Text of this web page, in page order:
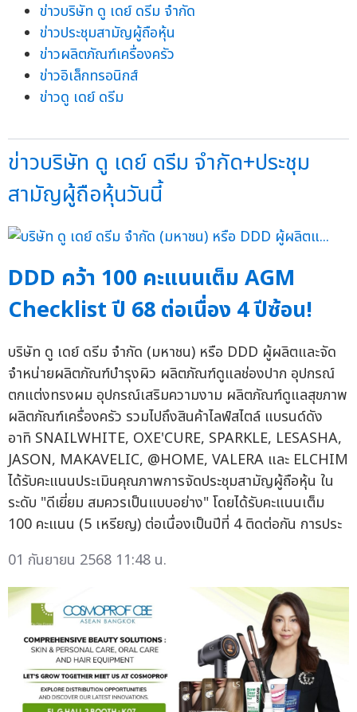
ข่าวบริษัท ดู เดย์ ดรีม จำกัด
ข่าวประชุมสามัญผู้ถือหุ้น
ข่าวผลิตภัณฑ์เครื่องครัว
ข่าวอิเล็กทรอนิกส์
ข่าวดู เดย์ ดรีม
ข่าวบริษัท ดู เดย์ ดรีม จำกัด+ประชุม
สามัญผู้ถือหุ้นวันนี้
DDD คว้า 100 คะแนนเต็ม AGM
Checklist ปี 68 ต่อเนื่อง 4 ปีซ้อน!
บริษัท ดู เดย์ ดรีม จำกัด (มหาชน) หรือ DDD ผู้ผลิตและจัด
จำหน่ายผลิตภัณฑ์บำรุงผิว ผลิตภัณฑ์ดูแลช่องปาก อุปกรณ์
ตกแต่งทรงผม อุปกรณ์เสริมความงาม ผลิตภัณฑ์ดูแลสุขภาพ
ผลิตภัณฑ์เครื่องครัว รวมไปถึงสินค้าไลฟ์สไตล์ แบรนด์ดัง
อาทิ SNAILWHITE, OXE'CURE, SPARKLE, LESASHA,
JASON, MAKAVELIC, @HOME, VALERA และ ELCHIM
ได้รับคะแนนประเมินคุณภาพการจัดประชุมสามัญผู้ถือหุ้น ใน
ระดับ "ดีเยี่ยม สมควรเป็นแบบอย่าง" โดยได้รับคะแนนเต็ม
100 คะแนน (5 เหรียญ) ต่อเนื่องเป็นปีที่ 4 ติดต่อกัน การประ
01 กันยายน 2568 11:48 น.